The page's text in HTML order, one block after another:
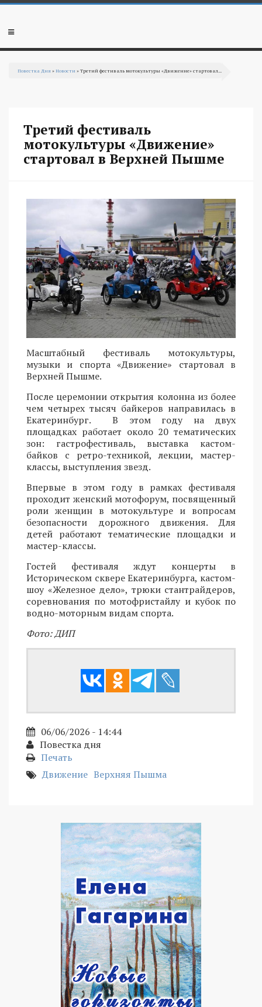
Перейти к основному содержанию
Мобильное
Повестка Дня »Новости » Третий фестиваль мотокультуры «Движение» стартовал...
Третий фестиваль
мотокультуры «Движение»
стартовал в Верхней Пышме
Масштабный фестиваль мотокультуры,
музыки и спорта «Движение» стартовал в
Верхней Пышме.
После церемонии открытия колонна из более
чем четырех тысяч байкеров направилась в
Екатеринбург. В этом году на двух
площадках работает около 20 тематических
зон: гастрофестиваль, выставка кастом-
байков с ретро-техникой, лекции, мастер-
классы, выступления звезд.
Впервые в этом году в рамках фестиваля
проходит женский мотофорум, посвященный
роли женщин в мотокультуре и вопросам
безопасности дорожного движения. Для
детей работают тематические площадки и
мастер-классы.
Гостей фестиваля ждут концерты в
Историческом сквере Екатеринбурга, кастом-
шоу «Железное дело», трюки стантрайдеров,
соревнования по мотофристайлу и кубок по
водно-моторным видам спорта.
Фото: ДИП
06/06/2026 - 14:44
Повестка дня
Печать
Движение Верхняя Пышма